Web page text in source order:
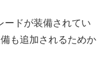
ードが装備されてい
も追加されるためか